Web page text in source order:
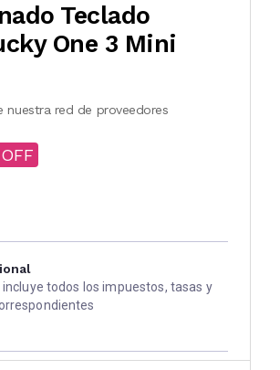
Teclado
One 3 Mini
nuestra red de proveedores
incluye todos los impuestos, tasas y